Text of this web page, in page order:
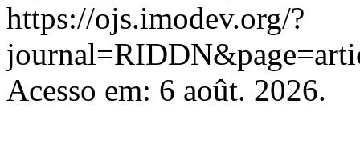
https://ojs.imodev.org/?
Acesso em: 6 août. 2026.